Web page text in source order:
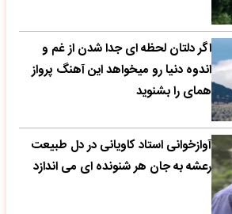
اگر دلتان لحظه ای جدا شدن از غم و
اندوه دنیا رو میخواهد این آهنگ پرواز
همای را بشنوید
آوازخوانی استاد کاویانی در دل طبیعت
رعشه به جان هر شنونده ای می اندازد